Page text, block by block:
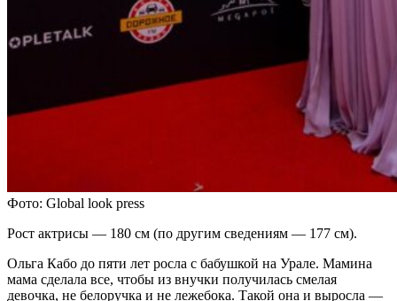
Фото: Global look press
Рост актрисы — 180 см (по другим сведениям — 177 см).
Ольга Кабо до пяти лет росла с бабушкой на Урале. Мамина
мама сделала все, чтобы из внучки получилась смелая
девочка, не белоручка и не лежебока. Такой она и выросла —